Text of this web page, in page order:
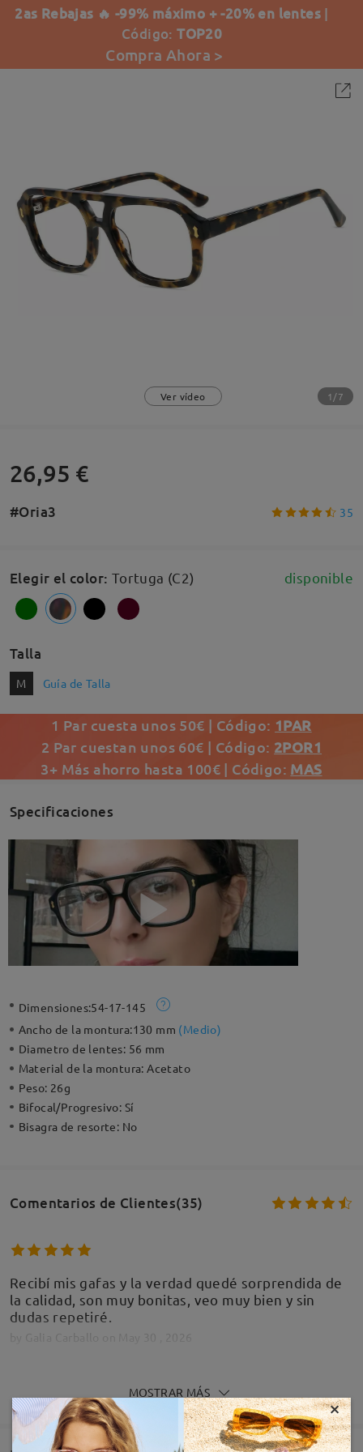
2as Rebajas 🔥 -99% máximo + -20% en lentes |
Código:TOP20
Compra Ahora >
Ver vídeo 1/7
26,95 €
#Oria3 35
Elegir el color: Tortuga (C2) disponible
Talla
M Guía de Talla
1 Par cuesta unos 50€ | Código: 1PAR
2 Par cuestan unos 60€ | Código: 2POR1
3+ Más ahorro hasta 100€ | Código: MAS
Specificaciones
Dimensiones:54-17-145
Ancho de la montura:130 mm (Medio)
Diametro de lentes: 56 mm
Material de la montura:Acetato
Peso: 26g
Bifocal/Progresivo: Sí
Bisagra de resorte: No
Comentarios de Clientes(35)
Recibí mis gafas y la verdad quedé sorprendida de
la calidad, son muy bonitas, veo muy bien y sin
dudas repetiré.
Igualmente q las otras perfectas me pedire muchas
mas
MOSTRAR MÁS
×